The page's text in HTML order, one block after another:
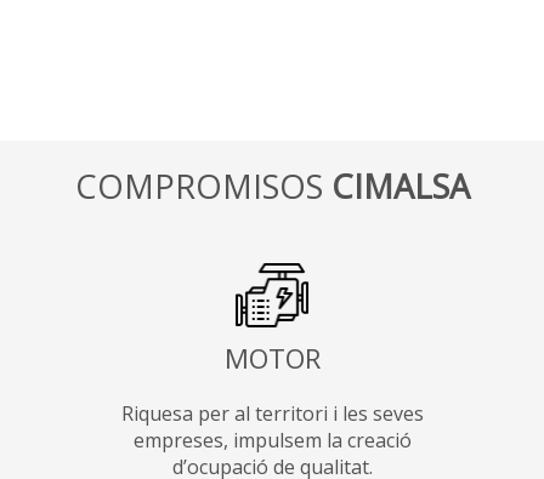
COMPROMISOS CIMALSA
MOTOR
Riquesa per al territori i les seves
empreses, impulsem la creació
d’ocupació de qualitat.